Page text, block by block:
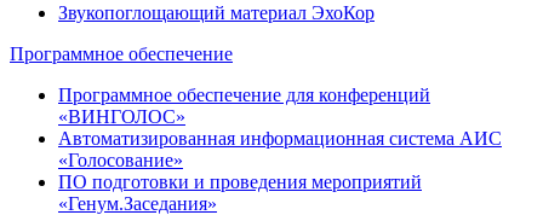
Звукопоглощающий материал ЭхоКор
Программное обеспечение
Программное обеспечение для конференций
«ВИНГОЛОС»
Автоматизированная информационная система АИС
«Голосование»
ПО подготовки и проведения мероприятий
«Генум.Заседания»